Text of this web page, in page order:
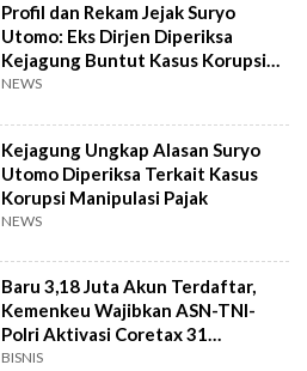
Profil dan Rekam Jejak Suryo
Utomo: Eks Dirjen Diperiksa
Kejagung Buntut Kasus Korupsi
Pajak
NEWS
Kejagung Ungkap Alasan Suryo
Utomo Diperiksa Terkait Kasus
Korupsi Manipulasi Pajak
NEWS
Baru 3,18 Juta Akun Terdaftar,
Kemenkeu Wajibkan ASN-TNI-
Polri Aktivasi Coretax 31
Desember
BISNIS